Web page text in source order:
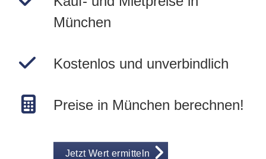
München
Kostenlos und unverbindlich
Preise in München berechnen!
Jetzt Wert ermitteln